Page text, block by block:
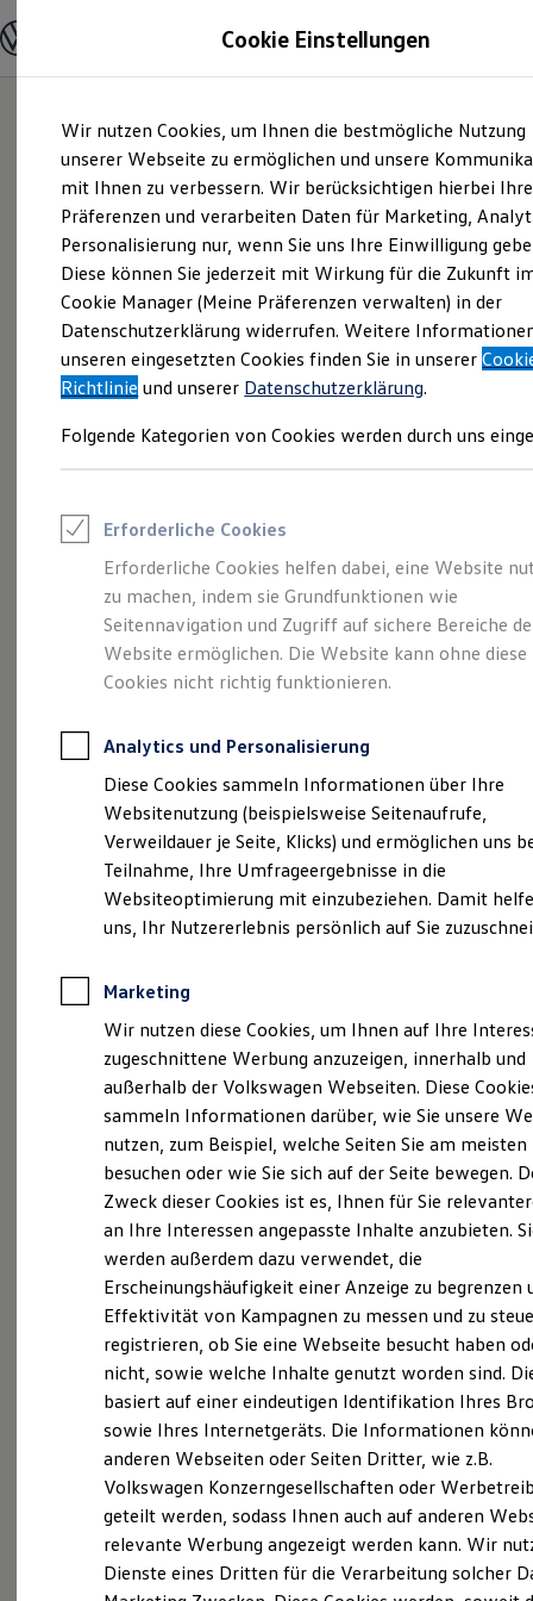
Hauptinhalt
springen
Footer
springen
Modelle und Konfigurator
Modelle vergleichen
Elektroautos
ENERGY Sondermodelle
Nutzfahrzeuge
SUV und CUV
Familienautos
Kombis
Kompaktwagen
Sportwagen
Schnell verfügbare Fahrzeuge
Angebote und Produkte
Aktuelle Angebote
E-Auto-Förderung
Volkswagen Marktplatz
Junge Gebrauchtwagen und Gebrauchtwagen
Saisonangebote
Leasing
Leasing-Angebote
Gebrauchtwagen Leasing
Junge Gebrauchtwagen-Leasing
Elektroauto Leasing
Kleinwagen-Leasing
Leasing ohne Anzahlung
Autokredit mit Schlussrate
Versicherungen und Garantien
Kfz-Versicherung
Restschuldversicherungen
Garantien
Wartungsverträge
Geschäftskunden
Professional Class bei Volkswagen
Großkunden
Behörden
Anpfiff zum Gewinn
Elektroautos
ID. Tutorials
Elektrofahrzeugkonzepte
Reichweite
Reichweite der ID. Modelle
Reichweite im Winter
Laden
Laden unterwegs
Laden Zuhause
Ladezeitensimulator
Batterie
Sicherheit
Garantie und Lebensdauer
Nachhaltigkeit
Technologie
Kosten und Kauf
Verbrauchskosten
Kaufoptionen
E-Auto-Förderung
Software und Konnektivität
Die ID. Software 6
ID. Software Versionen und Updates
Digitale Extras
Schnittstellen zu Ihrem ID.
Eine Klasse für sich.
Der Golf.
Impressum & Rechtliches
Details des Golf
Exterieur
Harmonisch aufeinander abgestimmt: Mit
beleuchtendem VolkswagenLogo und schnittigen
Frontstoßfängern weiß der Golfoptisch zu
überzeugen. Auch die neuen Scheinwerfer und
Rückleuchten mit optionalen dynamischen
Cookie Einstellungen
Wir nutzen Cookies, um Ihnen die bestmögliche Nutzung
unserer Webseite zu ermöglichen und unsere
mit Ihnen zu verbessern. Wir berücksichtigen hierbei Ihre
Präferenzen und verarbeiten Daten für Marketing,
Personalisierung nur, wenn Sie uns Ihre Einwilligung
Diese können Sie jederzeit mit Wirkung für die Zukunft
Cookie Manager (Meine Präferenzen verwalten) in der
Datenschutzerklärung widerrufen. Weitere
unseren eingesetzten Cookies finden Sie in unserer
Richtlinie und unserer Datenschutzerklärung.
Folgende Kategorien von Cookies werden durch uns
Erforderliche Cookies
Erforderliche Cookies helfen dabei, eine Website
zu machen, indem sie Grundfunktionen wie
Seitennavigation und Zugriff auf sichere Bereiche
Website ermöglichen. Die Website kann ohne diese
Cookies nicht richtig funktionieren.
Analytics und Personalisierung
Diese Cookies sammeln Informationen über Ihre
Websitenutzung (beispielsweise Seitenaufrufe,
Verweildauer je Seite, Klicks) und ermöglichen uns
Teilnahme, Ihre Umfrageergebnisse in die
Websiteoptimierung mit einzubeziehen. Damit
uns, Ihr Nutzererlebnis persönlich auf Sie
Marketing
Wir nutzen diese Cookies, um Ihnen auf Ihre
zugeschnittene Werbung anzuzeigen, innerhalb und
außerhalb der Volkswagen Webseiten. Diese
sammeln Informationen darüber, wie Sie unsere
nutzen, zum Beispiel, welche Seiten Sie am meisten
besuchen oder wie Sie sich auf der Seite bewegen.
Zweck dieser Cookies ist es, Ihnen für Sie
an Ihre Interessen angepasste Inhalte anzubieten.
werden außerdem dazu verwendet, die
Erscheinungshäufigkeit einer Anzeige zu begrenzen
Effektivität von Kampagnen zu messen und zu
registrieren, ob Sie eine Webseite besucht haben
nicht, sowie welche Inhalte genutzt worden sind.
basiert auf einer eindeutigen Identifikation Ihres
sowie Ihres Internetgeräts. Die Informationen
anderen Webseiten oder Seiten Dritter, wie z.B.
Volkswagen Konzerngesellschaften oder
geteilt werden, sodass Ihnen auch auf anderen
relevante Werbung angezeigt werden kann. Wir
Dienste eines Dritten für die Verarbeitung solcher